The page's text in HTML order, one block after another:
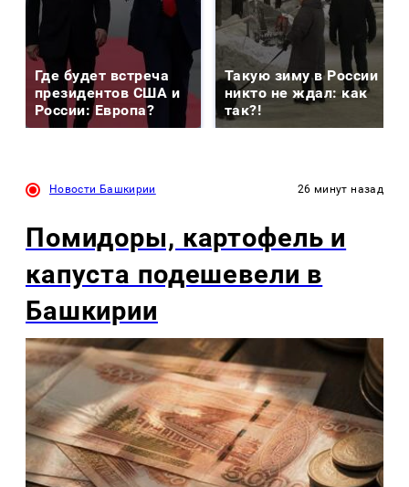
Где будет встреча
президентов США и
России: Европа?
Такую зиму в России
никто не ждал: как
так?!
Новости Башкирии 26 минут назад
Помидоры, картофель и
капуста подешевели в
Башкирии